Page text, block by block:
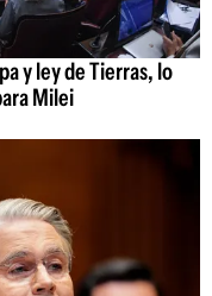
y ley de Tierras, lo
Milei